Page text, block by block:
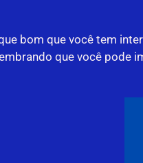
bom que você tem
que você pode